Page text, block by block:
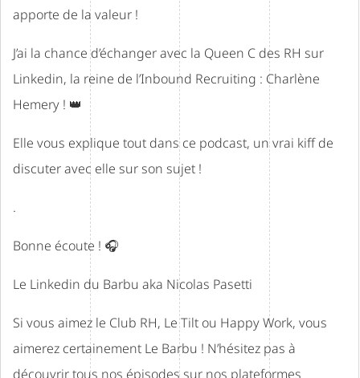
apporte de la valeur !
J’ai la chance d’échanger avec la Queen C des RH sur
Linkedin, la reine de l’Inbound Recruiting : Charlène
Hemery ! 👑
Elle vous explique tout dans ce podcast, un vrai kiff de
discuter avec elle sur son sujet !
.
Bonne écoute ! 🎧
Le Linkedin du Barbu aka Nicolas Pasetti
Si vous aimez le Club RH, Le Tilt ou Happy Work, vous
aimerez certainement Le Barbu ! N’hésitez pas à
découvrir tous nos épisodes sur nos plateformes